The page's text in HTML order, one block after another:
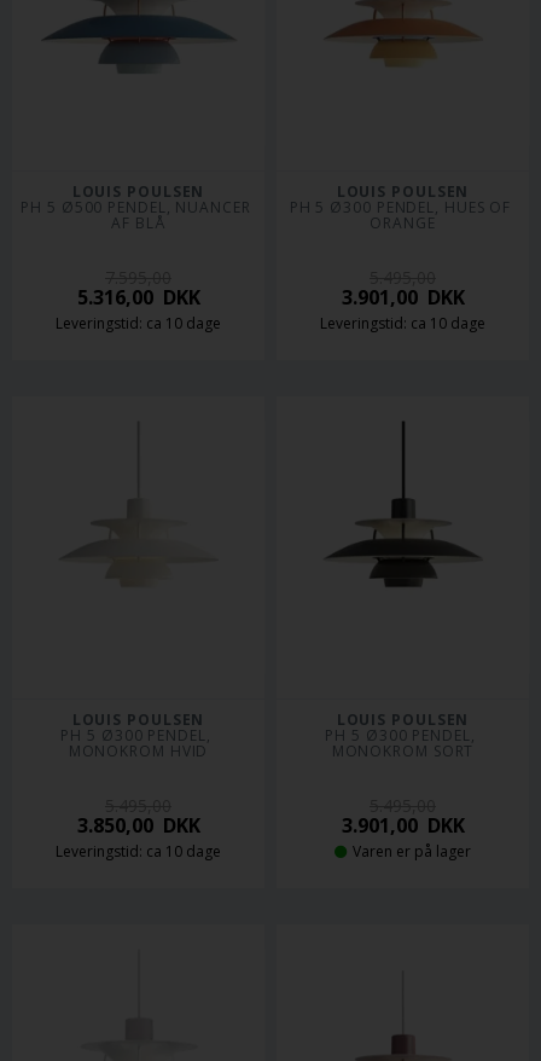
LOUIS POULSEN
PH 5 Ø500 PENDEL, NUANCER
AF BLÅ
5.316,00DKK
Leveringstid: ca 10 dage
LOUIS POULSEN
PH 5 Ø300 PENDEL, HUES OF
ORANGE
3.901,00DKK
Leveringstid: ca 10 dage
LOUIS POULSEN
PH 5 Ø300 PENDEL,
MONOKROM HVID
3.850,00DKK
Leveringstid: ca 10 dage
LOUIS POULSEN
PH 5 Ø300 PENDEL,
MONOKROM SORT
3.901,00DKK
Varen er på lager